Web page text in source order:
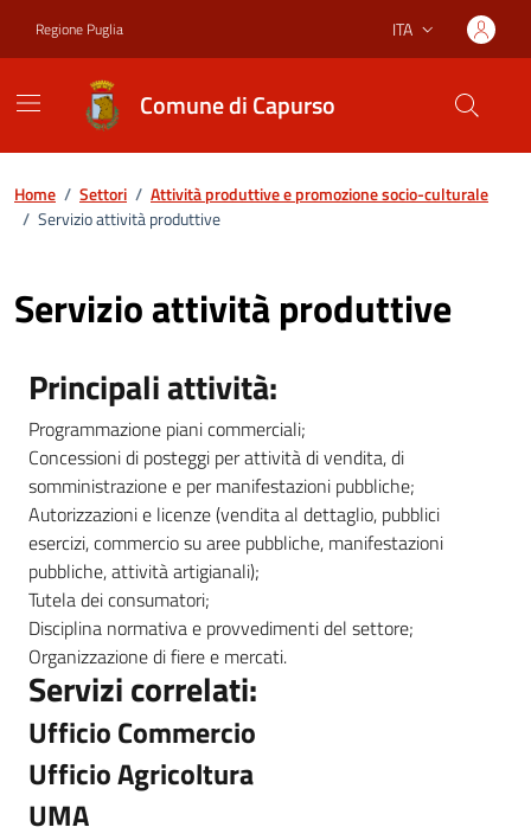
Regione Puglia Lingua attiva:
ITA
Comune di Capurso
Home / Settori / Attività produttive e promozione socio-culturale
/ Servizio attività produttive
Servizio attività produttive
Principali attività:
Programmazione piani commerciali;
Concessioni di posteggi per attività di vendita, di
somministrazione e per manifestazioni pubbliche;
Autorizzazioni e licenze (vendita al dettaglio, pubblici
esercizi, commercio su aree pubbliche, manifestazioni
pubbliche, attività artigianali);
Tutela dei consumatori;
Disciplina normativa e provvedimenti del settore;
Organizzazione di fiere e mercati.
Servizi correlati:
Ufficio Commercio
Ufficio Agricoltura
UMA